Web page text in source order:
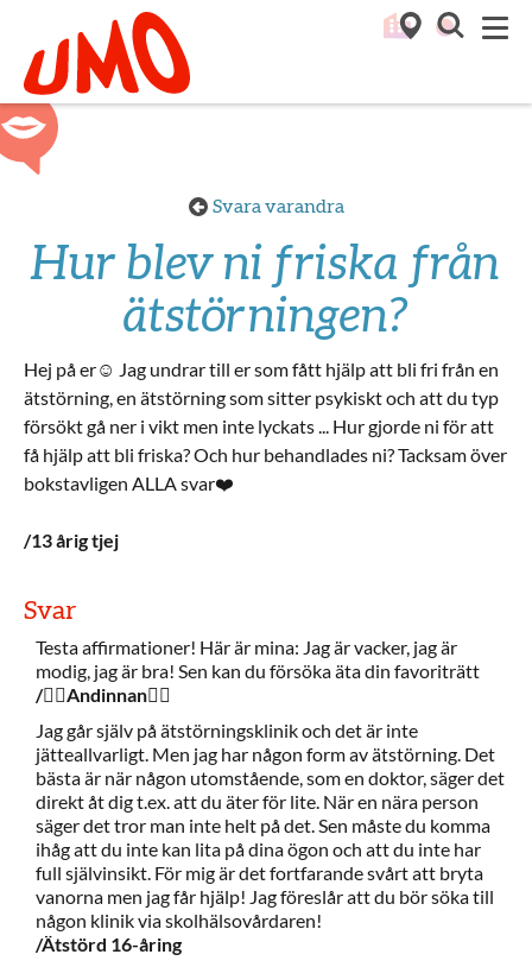
Till startsidan för Umo
Svara varandra
Hur blev ni friska från
ätstörningen?
Hej på er☺️ Jag undrar till er som fått hjälp att bli fri från en
ätstörning, en ätstörning som sitter psykiskt och att du typ
försökt gå ner i vikt men inte lyckats ... Hur gjorde ni för att
få hjälp att bli friska? Och hur behandlades ni? Tacksam över
bokstavligen ALLA svar❤️
/13 årig tjej
Svar
Testa affirmationer! Här är mina: Jag är vacker, jag är
modig, jag är bra! Sen kan du försöka äta din favoriträtt
/🧞‍♀️Andinnan🧞‍♀️
Jag går själv på ätstörningsklinik och det är inte
jätteallvarligt. Men jag har någon form av ätstörning. Det
bästa är när någon utomstående, som en doktor, säger det
direkt åt dig t.ex. att du äter för lite. När en nära person
säger det tror man inte helt på det. Sen måste du komma
ihåg att du inte kan lita på dina ögon och att du inte har
full självinsikt. För mig är det fortfarande svårt att bryta
vanorna men jag får hjälp! Jag föreslår att du bör söka till
någon klinik via skolhälsovårdaren!
/Ätstörd 16-åring